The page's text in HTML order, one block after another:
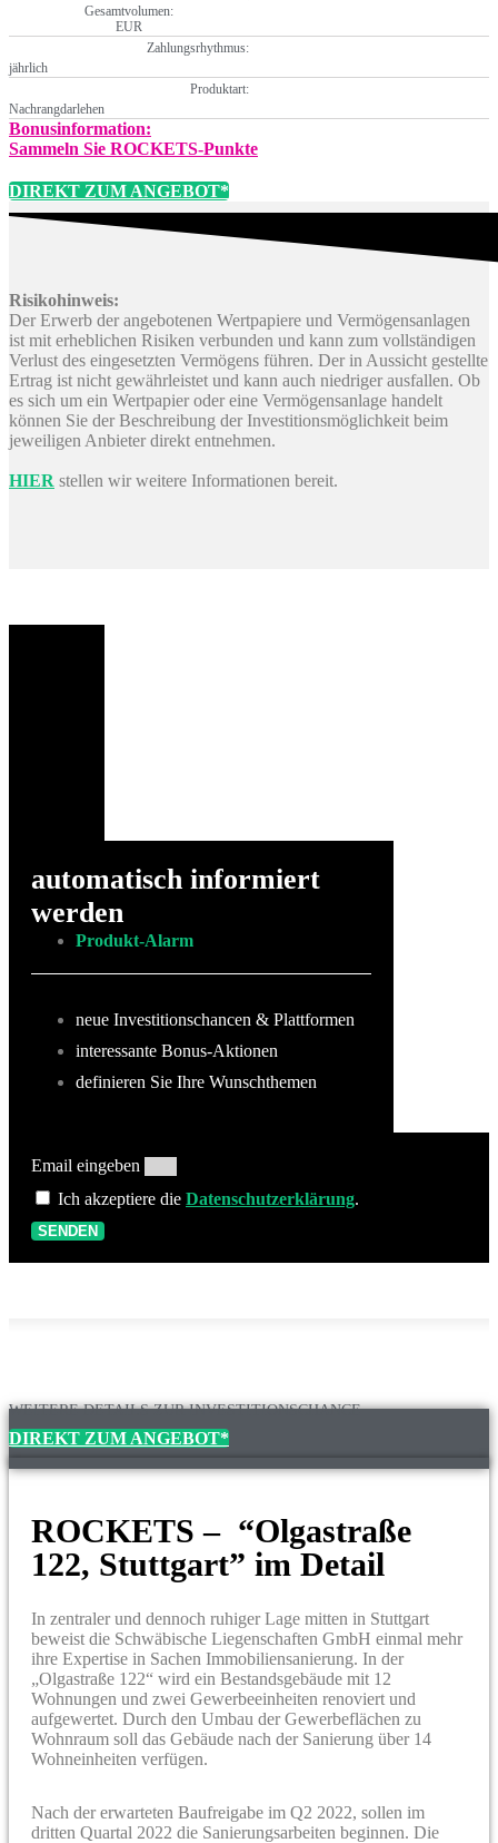
Gesamtvolumen:
EUR
Zahlungsrhythmus:
jährlich
Produktart:
Nachrangdarlehen
Bonusinformation:
Sammeln Sie ROCKETS-Punkte
DIREKT ZUM ANGEBOT*
Risikohinweis:
Der Erwerb der angebotenen Wertpapiere und Vermögensanlagen
ist mit erheblichen Risiken verbunden und kann zum vollständigen
Verlust des eingesetzten Vermögens führen. Der in Aussicht gestellte
Ertrag ist nicht gewährleistet und kann auch niedriger ausfallen. Ob
es sich um ein Wertpapier oder eine Vermögensanlage handelt
können Sie der Beschreibung der Investitionsmöglichkeit beim
jeweiligen Anbieter direkt entnehmen.
HIER stellen wir weitere Informationen bereit.
automatisch informiert
werden
Produkt-Alarm
neue Investitionschancen & Plattformen
interessante Bonus-Aktionen
definieren Sie Ihre Wunschthemen
Email eingeben
Ich akzeptiere die Datenschutzerklärung.
SENDEN
WEITERE DETAILS ZUR INVESTITIONSCHANCE
DIREKT ZUM ANGEBOT*
ROCKETS – “Olgastraße
122, Stuttgart” im Detail
In zentraler und dennoch ruhiger Lage mitten in Stuttgart
beweist die Schwäbische Liegenschaften GmbH einmal mehr
ihre Expertise in Sachen Immobiliensanierung. In der
„Olgastraße 122“ wird ein Bestandsgebäude mit 12
Wohnungen und zwei Gewerbeeinheiten renoviert und
aufgewertet. Durch den Umbau der Gewerbeflächen zu
Wohnraum soll das Gebäude nach der Sanierung über 14
Wohneinheiten verfügen.
Nach der erwarteten Baufreigabe im Q2 2022, sollen im
dritten Quartal 2022 die Sanierungsarbeiten beginnen. Die